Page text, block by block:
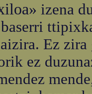
izena
Ez
ez
mende,